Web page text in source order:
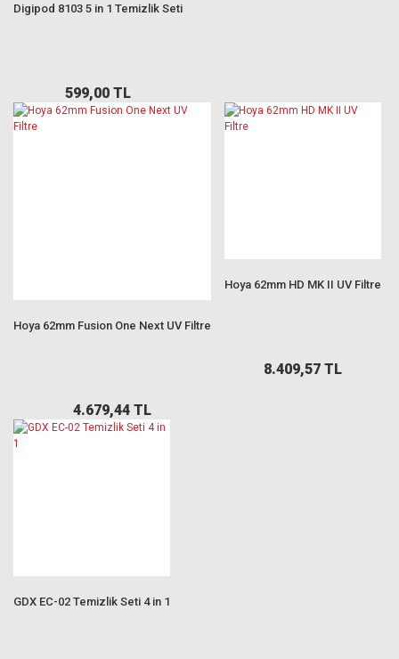
Digipod 8103 5 in 1 Temizlik Seti
599,00 TL
Hoya 62mm Fusion One Next UV Filtre
4.679,44 TL
Hoya 62mm HD MK II UV Filtre
8.409,57 TL
GDX EC-02 Temizlik Seti 4 in 1